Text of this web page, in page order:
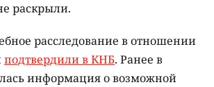
раскрыли.
расследование в отношении
подтвердили в КНБ. Ранее в
информация о возможной